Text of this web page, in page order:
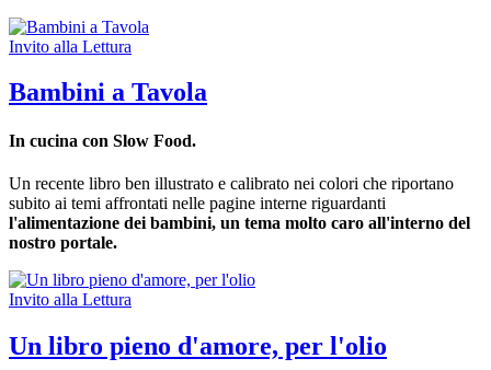
Invito alla Lettura
Bambini a Tavola
In cucina con Slow Food.
Un recente libro ben illustrato e calibrato nei colori che riportano
subito ai temi affrontati nelle pagine interne riguardanti
l'alimentazione dei bambini, un tema molto caro all'interno del
nostro portale.
Invito alla Lettura
Un libro pieno d'amore, per l'olio